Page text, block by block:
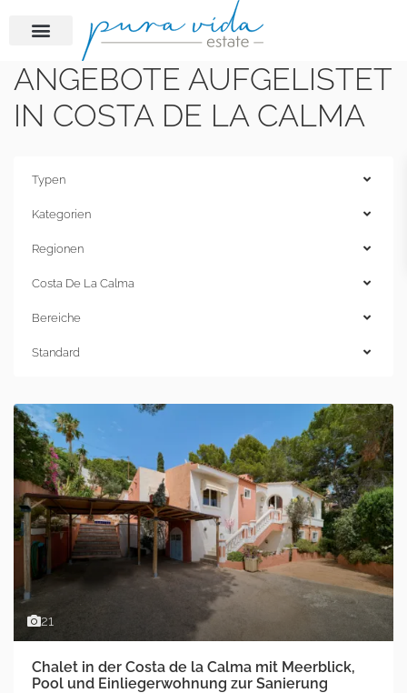
ANGEBOTE AUFGELISTET
IN COSTA DE LA CALMA
Typen
Kategorien
Regionen
Costa De La Calma
Bereiche
Standard
21
Chalet in der Costa de la Calma mit Meerblick,
Pool und Einliegerwohnung zur Sanierung